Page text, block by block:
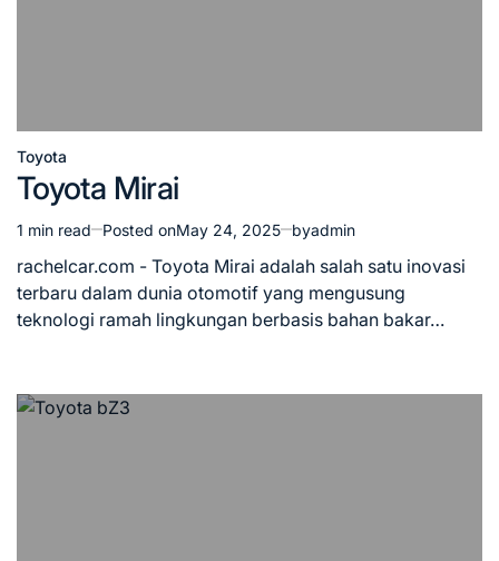
Posted
Toyota
Toyota Mirai
Estimated
read
time
1 min read Posted onMay 24, 2025 byadmin
rachelcar.com - Toyota Mirai adalah salah satu inovasi
terbaru dalam dunia otomotif yang mengusung
teknologi ramah lingkungan berbasis bahan bakar…